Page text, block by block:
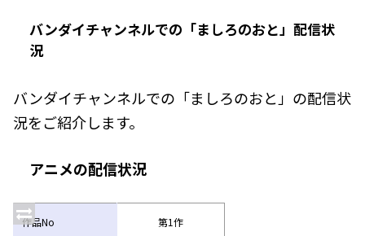
バンダイチャンネルでの「ましろのおと」配信状
況
バンダイチャンネルでの「ましろのおと」の配信状
況をご紹介します。
アニメの配信状況
作品No 第1作